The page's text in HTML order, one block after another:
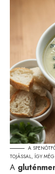
A
TOJÁSSAL, ÍGY
A